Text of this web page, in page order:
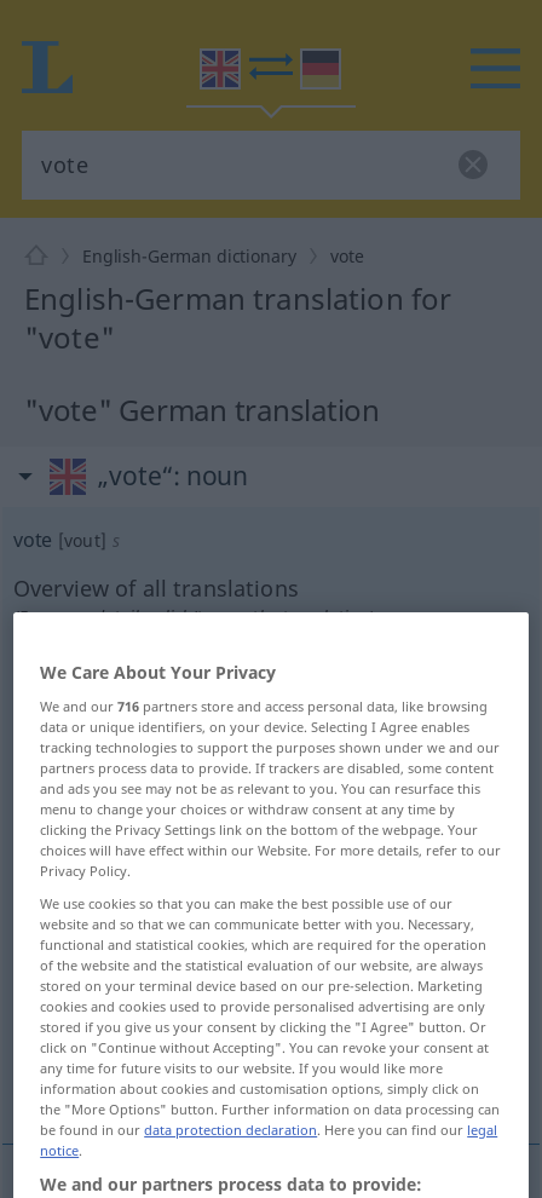
English-German dictionary vote
English-German translation for
"vote"
"vote" German translation
„vote“: noun
vote [vout] s
Overview of all translations
(For more details, click/tap on the translation)
Wahlstimme, Votum
Abstimmung, Stimmabgabe, Wahl
Stimm-, Wahlzettel, Stimme
Wahlergebnis, Beschluss
Bewilligung, bewilligter Betrag, bewilligte
Summe, Budget
Wählerin, Stimme
Gelübde, glühender Wunsch, inniges Gebet
We Care About Your Privacy
We and our716 partners store and access personal data, like browsing
data or unique identifiers, on your device. Selecting I Agree enables
tracking technologies to support the purposes shown under we and our
partners process data to provide. If trackers are disabled, some content
and ads you see may not be as relevant to you. You can resurface this
menu to change your choices or withdraw consent at any time by
clicking the Privacy Settings link on the bottom of the webpage. Your
choices will have effect within our Website. For more details, refer to our
Privacy Policy.
We use cookies so that you can make the best possible use of our
website and so that we can communicate better with you. Necessary,
functional and statistical cookies, which are required for the operation
of the website and the statistical evaluation of our website, are always
stored on your terminal device based on our pre-selection. Marketing
cookies and cookies used to provide personalised advertising are only
stored if you give us your consent by clicking the "I Agree" button. Or
click on "Continue without Accepting". You can revoke your consent at
any time for future visits to our website. If you would like more
information about cookies and customisation options, simply click on
the "More Options" button. Further information on data processing can
be found in ourdata protection declaration. Here you can find our legal
notice.
We and our partners process data to provide: